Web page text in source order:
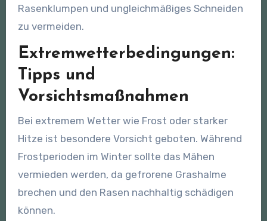
Rasenklumpen und ungleichmäßiges Schneiden
zu vermeiden.
Extremwetterbedingungen:
Tipps und
Vorsichtsmaßnahmen
Bei extremem Wetter wie Frost oder starker
Hitze ist besondere Vorsicht geboten. Während
Frostperioden im Winter sollte das Mähen
vermieden werden, da gefrorene Grashalme
brechen und den Rasen nachhaltig schädigen
können.